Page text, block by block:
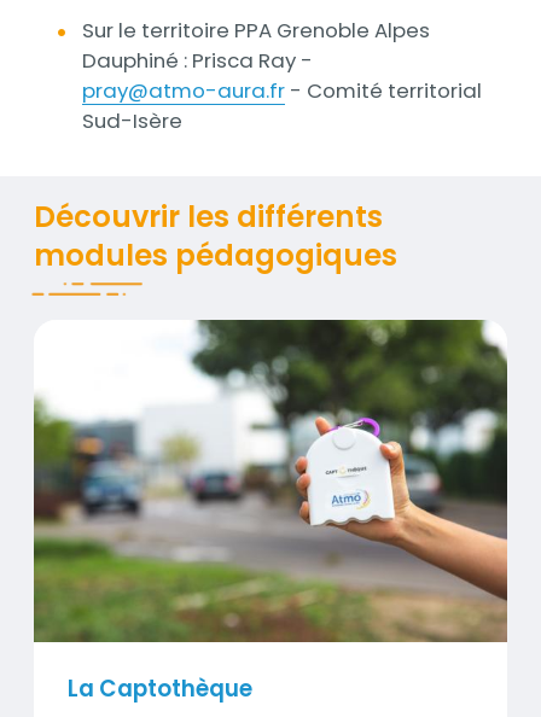
Sur le territoire PPA Grenoble Alpes
Dauphiné : Prisca Ray -
pray@atmo-aura.fr- Comité territorial
Sud-Isère
Titre
Découvrir les différents
modules pédagogiques
La Captothèque
Visuel
La Captothèque